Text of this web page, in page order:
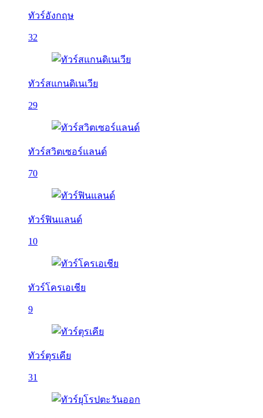
ทัวร์อังกฤษ
32
ทัวร์สแกนดิเนเวีย
29
ทัวร์สวิตเซอร์แลนด์
70
ทัวร์ฟินแลนด์
10
ทัวร์โครเอเชีย
9
ทัวร์ตุรเคีย
31